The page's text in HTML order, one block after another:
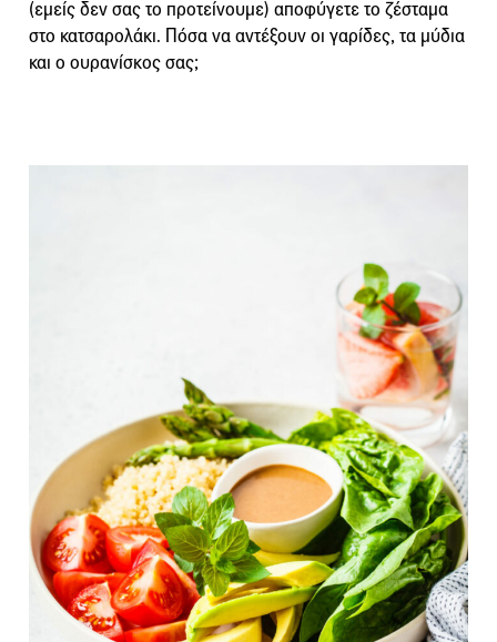
(εμείς δεν σας το προτείνουμε) αποφύγετε το ζέσταμα
στο κατσαρολάκι. Πόσα να αντέξουν οι γαρίδες, τα μύδια
και ο ουρανίσκος σας;